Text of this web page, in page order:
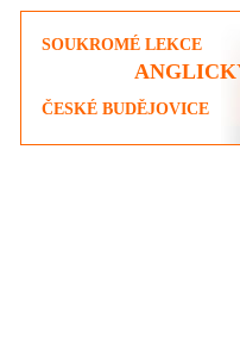
SOUKROMÉ LEKCE
ČESKÉ BUDĚJOVICE